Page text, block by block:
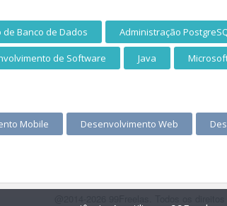
Banco de Dados Administração
de Software Java
Mobile Desenvolvimento Web